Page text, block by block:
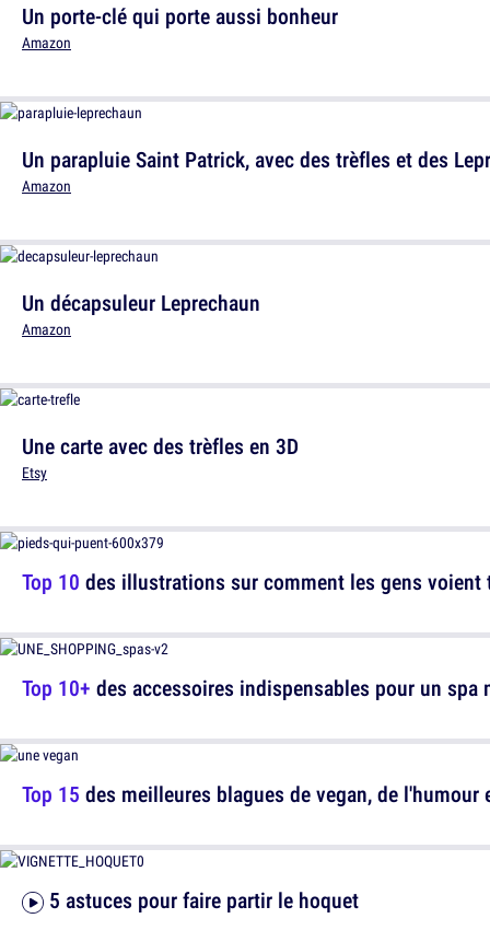
Un porte-clé qui porte aussi bonheur
Amazon
Un décapsuleur Leprechaun
Amazon
Top 10 des illustrations sur comment les gens
Top 15 des meilleures blagues de vegan, de
Un parapluie Saint Patrick, avec des trèfles et des
Amazon
Une carte avec des trèfles en 3D
Etsy
Top 10+ des accessoires indispensables pour un spa
5 astuces pour faire partir le hoquet